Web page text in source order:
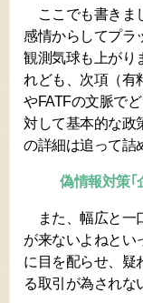
ここでも書きま
感情からしてプラ
観測気球も上がり
れども、次項（有
やFATFの文脈で
対して基本的な政
の詳細は追って詰
偽情報対策
また、幅広と一
が来ないよねとい
に目を配らせ、疑
る取引が為されな